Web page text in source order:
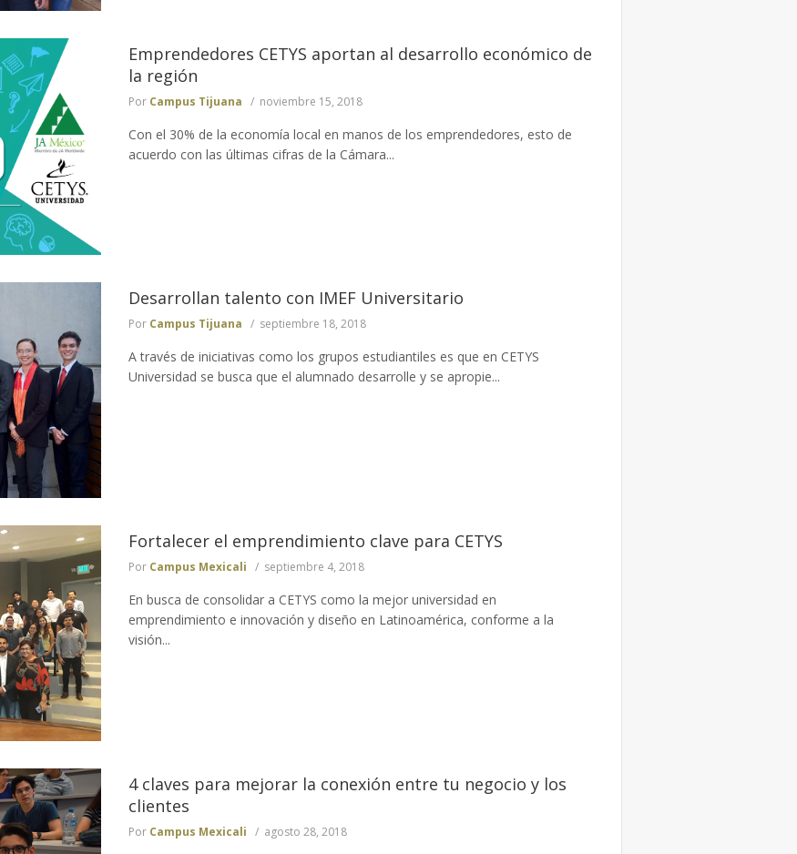
Emprendedores CETYS aportan al desarrollo económico de
la región
Por Campus Tijuana noviembre 15, 2018
Con el 30% de la economía local en manos de los emprendedores, esto de
acuerdo con las últimas cifras de la Cámara...
Desarrollan talento con IMEF Universitario
Por Campus Tijuana septiembre 18, 2018
A través de iniciativas como los grupos estudiantiles es que en CETYS
Universidad se busca que el alumnado desarrolle y se apropie...
Fortalecer el emprendimiento clave para CETYS
Por Campus Mexicali septiembre 4, 2018
En busca de consolidar a CETYS como la mejor universidad en
emprendimiento e innovación y diseño en Latinoamérica, conforme a la
visión...
4 claves para mejorar la conexión entre tu negocio y los
clientes
Por Campus Mexicali agosto 28, 2018